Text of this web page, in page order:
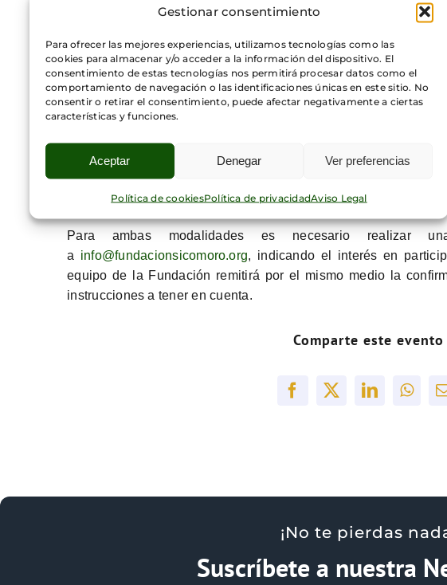
Gestionar consentimiento
Para ofrecer las mejores experiencias, utilizamos tecnologías como las
cookies para almacenar y/o acceder a la información del dispositivo. El
consentimiento de estas tecnologías nos permitirá procesar datos como el
comportamiento de navegación o las identificaciones únicas en este sitio. No
consentir o retirar el consentimiento, puede afectar negativamente a ciertas
características y funciones.
Aceptar Denegar Ver preferencias
Política de cookiesPolítica de privacidadAviso Legal
live engagement). Trabajó como responsable de
. Es docente en
UXER y ha impartido conferencias en eventos como TEDx,
Ambos, Mónica y David, han sidonombrados por la revista
futuristas en Españaen los últimos años.
Como siempre, el encuentro tendrá lugar en la sede de la
CP: 28010. Madrid) y se desarrollará utilizando una
participarpresencialmente acudiendo a la sede de la
través de Zoom.
Para ambas modalidades es necesario realizar
a info@fundacionsicomoro.org, indicando el interés en
equipo de la Fundación remitirá por el mismo medio la
instrucciones a tener en cuenta.
Comparte este evento
¡No te pierdas
Suscríbete a nuestra